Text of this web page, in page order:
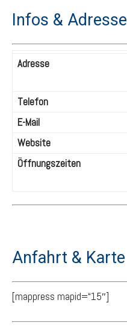
Infos & Adresse
Adresse
Telefon
E-Mail
Website
Öffnungszeiten
Anfahrt & Karte
[mappress mapid=“15″]